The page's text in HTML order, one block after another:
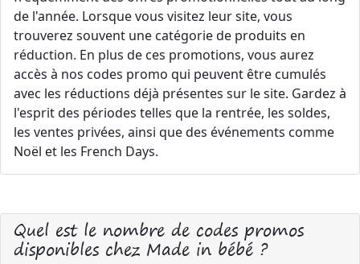
de l'année. Lorsque vous visitez leur site, vous
trouverez souvent une catégorie de produits en
réduction. En plus de ces promotions, vous aurez
accès à nos codes promo qui peuvent être cumulés
avec les réductions déjà présentes sur le site. Gardez à
l'esprit des périodes telles que la rentrée, les soldes,
les ventes privées, ainsi que des événements comme
Noël et les French Days.
Quel est le nombre de codes promos
disponibles chez Made in bébé ?